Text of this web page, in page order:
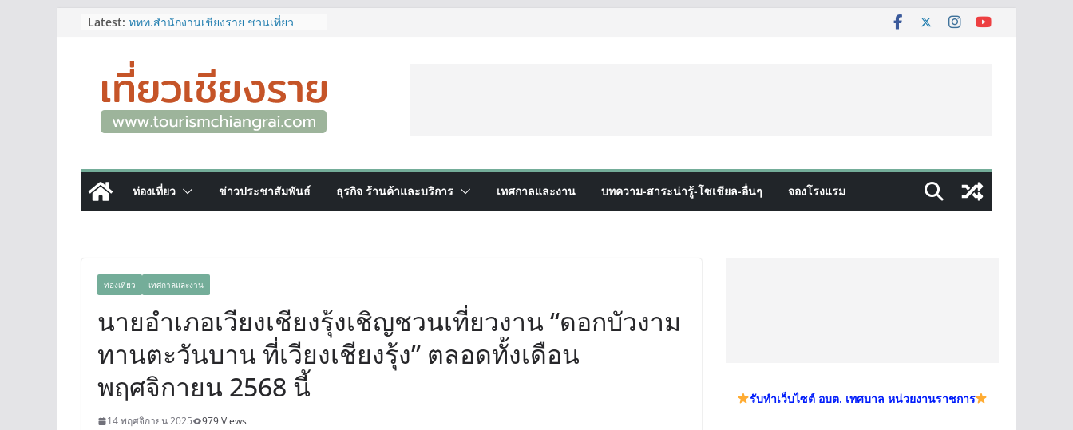
Latest: ททท.สำนักงานเชียงราย ชวนเที่ยว
เก็บแสตมป์ครบ แล้วรับของที่ระลึกสุด
พิเศษ! ทันที
เลขสวย หมวด ขจ เปิดประมูลออนไลน์
แล้ววันนี้ เลขเด่น เลขมงคล ความหมาย
ดีมีให้เลือกหลากหลายทั้ง 301 หมายเลข
จ.เชียงราย ที่ไม่ควรพลาด!
12–16 ส.ค.นี้ เตรียมพบกับมหกรรมสุด
ยิ่งใหญ่แห่งปี “อุตสาหกรรมแฟร์ ล้านนา
ตะวันออก 2026”
และการท่องเที่ยวของเมือง
ท่องเที่ยว ข่าวประชาสัมพันธ์ ธุรกิจ ร้านค้าและบริการ เทศกาลและงาน บทความ-สาระน่ารู้-โซเชียล-อื่นๆ จองโรงแรม
ท่องเที่ยว เทศกาลและงาน
นายอำเภอเวียงเชียงรุ้งเชิญชวนเที่ยวงาน “ดอกบัวงาม
ทานตะวันบาน ที่เวียงเชียงรุ้ง” ตลอดทั้งเดือน
พฤศจิกายน 2568 นี้
14 พฤศจิกายน 2025
979 Views
รับทำเว็บไซต์ อบต. เทศบาล หน่วยงานราชการ